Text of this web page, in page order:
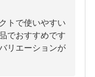
トで使いやすい
でおすすめです
リエーションが